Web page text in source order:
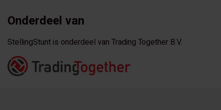
Onderdeel van
StellingStunt is onderdeel van Trading Together B.V.